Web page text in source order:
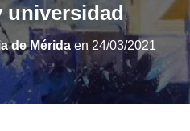
universidad
de Méridaen 24/03/2021